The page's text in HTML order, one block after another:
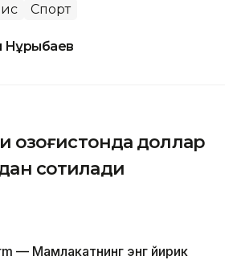
Спорт
Нұрыбаев
Қозоғистонда доллар
сотилади
— Мамлакатнинг энг йирик